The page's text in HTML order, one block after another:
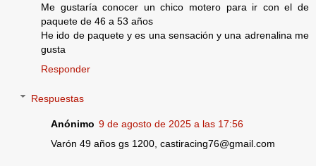
Me gustaría conocer un chico motero para ir con el de
paquete de 46 a 53 años
He ido de paquete y es una sensación y una adrenalina me
gusta
Responder
Respuestas
Anónimo 9 de agosto de 2025 a las 17:56
Varón 49 años gs 1200, castiracing76@gmail.com